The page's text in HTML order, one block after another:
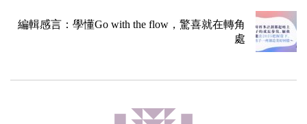
編輯感言：學懂Go with the flow，驚喜就在轉角
處